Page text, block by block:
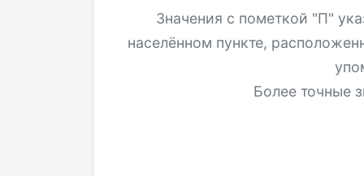
Значения с пометкой "П"
населённом пункте,
Более точные